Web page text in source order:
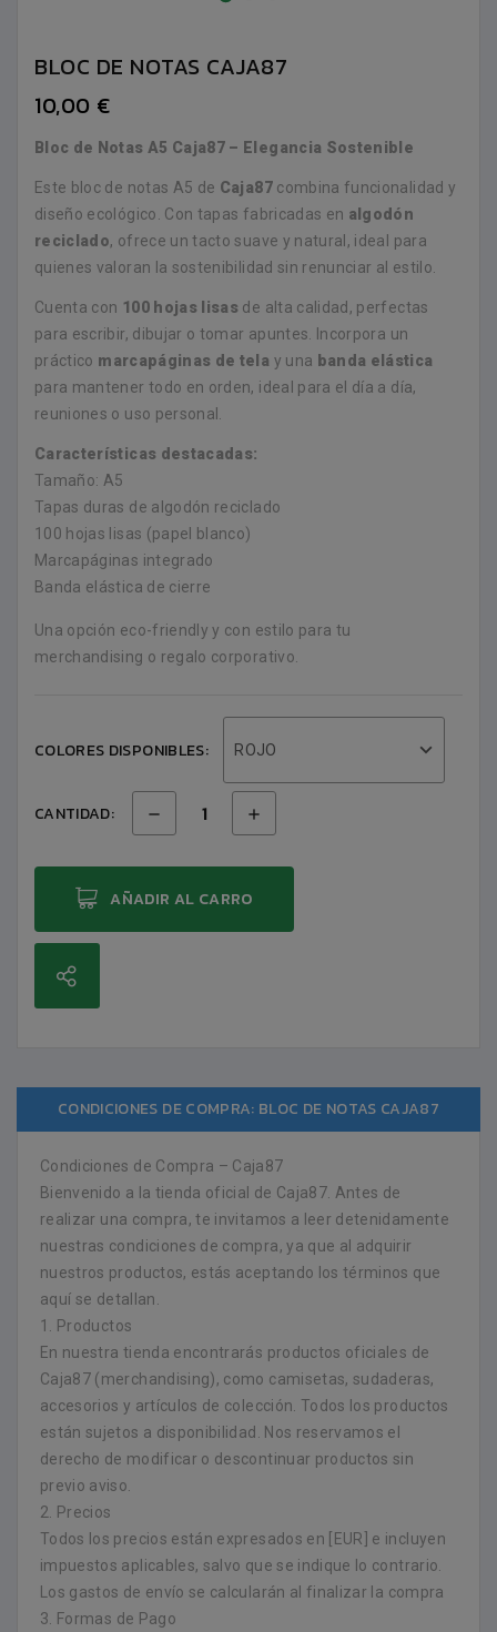
BLOC DE NOTAS CAJA87
10,00 €
Bloc de Notas A5 Caja87 – Elegancia Sostenible
Este bloc de notas A5 de Caja87combina funcionalidad y
diseño ecológico. Con tapas fabricadas en algodón
reciclado, ofrece un tacto suave y natural, ideal para
quienes valoran la sostenibilidad sin renunciar al estilo.
Cuenta con 100 hojas lisas de alta calidad, perfectas
para escribir, dibujar o tomar apuntes. Incorpora un
práctico marcapáginas de tela y una banda elástica
para mantener todo en orden, ideal para el día a día,
reuniones o uso personal.
Características destacadas:
Tamaño: A5
Tapas duras de algodón reciclado
100 hojas lisas (papel blanco)
Marcapáginas integrado
Banda elástica de cierre
Una opción eco-friendly y con estilo para tu
merchandising o regalo corporativo.
COLORES DISPONIBLES: ROJO
CANTIDAD:
AÑADIR AL CARRO
CONDICIONES DE COMPRA: BLOC DE NOTAS CAJA87
Condiciones de Compra – Caja87
Bienvenido a la tienda oficial de Caja87. Antes de
realizar una compra, te invitamos a leer detenidamente
nuestras condiciones de compra, ya que al adquirir
nuestros productos, estás aceptando los términos que
aquí se detallan.
1. Productos
En nuestra tienda encontrarás productos oficiales de
Caja87 (merchandising), como camisetas, sudaderas,
accesorios y artículos de colección. Todos los productos
están sujetos a disponibilidad. Nos reservamos el
derecho de modificar o descontinuar productos sin
previo aviso.
2. Precios
Todos los precios están expresados en [EUR] e incluyen
impuestos aplicables, salvo que se indique lo contrario.
Los gastos de envío se calcularán al finalizar la compra
3. Formas de Pago